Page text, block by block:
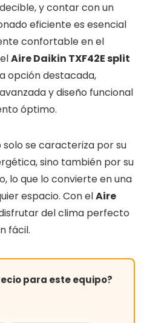
y contar con un
eficiente es esencial
confortable en el
Aire Daikin TXF42E split
opción destacada,
y diseño funcional
óptimo.
solo se caracteriza por su
sino también por su
lo que lo convierte en una
espacio. Con elAire
del clima perfecto
fácil.
para este equipo?